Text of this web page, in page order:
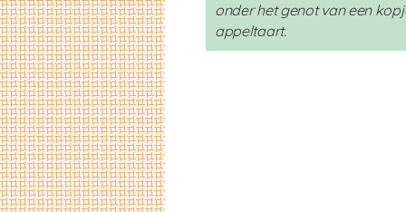
onder het genot van een
appeltaart.